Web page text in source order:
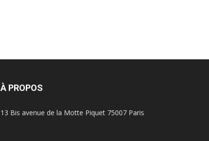
À PROPOS
13 Bis avenue de la Motte Piquet 75007 Paris